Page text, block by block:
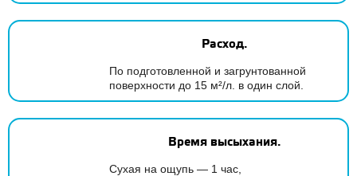
Расход.
По подготовленной и загрунтованной
поверхности до 15 м²/л. в один слой.
Время высыхания.
Сухая на ощупь — 1 час,